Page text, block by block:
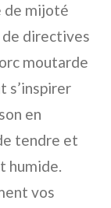
de mijoté
de directives
moutarde
s’inspirer
en
tendre et
humide.
vos